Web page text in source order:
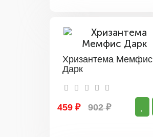
Хризантема Мемфис
Дарк
459 ₽ 902 ₽